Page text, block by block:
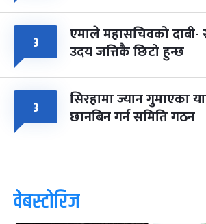
३ एमाले महासचिवको दाबी-
उदय जत्तिकै छिटो हुन्छ
३ सिरहामा ज्यान गुमाएका
छानबिन गर्न समिति गठन
वेबस्टोरिज